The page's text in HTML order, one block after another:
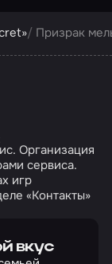
Призрак
на сайт
Организация
сервиса.
игр
«Контакты»
вкус